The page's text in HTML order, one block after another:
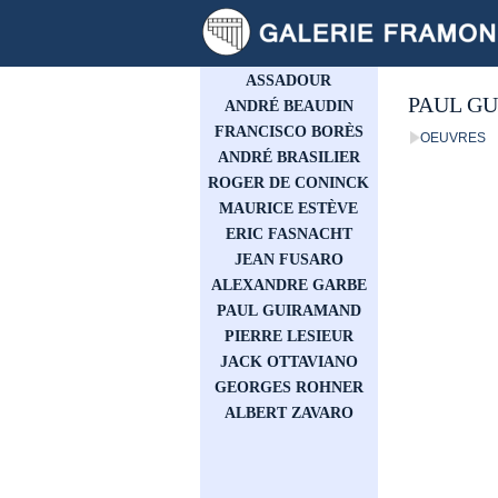
PAUL
OEUVRES
ASSADOUR
ANDRÉ BEAUDIN
FRANCISCO BORÈS
ANDRÉ BRASILIER
ROGER DE CONINCK
MAURICE ESTÈVE
ERIC FASNACHT
JEAN FUSARO
ALEXANDRE GARBE
PAUL GUIRAMAND
PIERRE LESIEUR
JACK OTTAVIANO
GEORGES ROHNER
ALBERT ZAVARO